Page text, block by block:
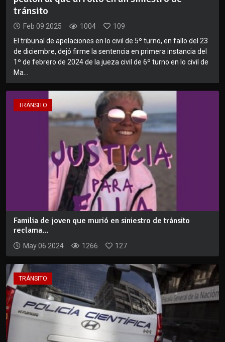
tránsito
Feb 09 2025 1004
109
El tribunal de apelaciones en lo civil de 5º turno, en fallo del 23
de diciembre, dejó firme la sentencia en primera instancia del
1º de febrero de 2024 de la jueza civil de 6º turno en lo civil de
Ma...
TRÁNSITO
Familia de joven que murió en siniestro de tránsito
reclama...
May 06 2024 1266 127
TRÁNSITO